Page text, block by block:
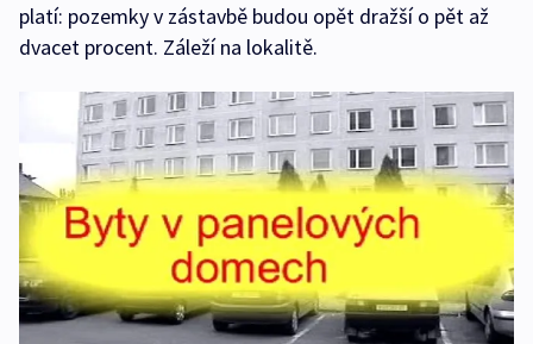
platí: pozemky v zástavbě budou opět dražší o pět až
dvacet procent. Záleží na lokalitě.